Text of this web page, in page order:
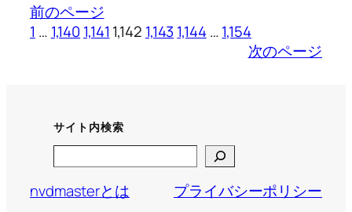
前のページ
1 … 1,140 1,141 1,142 1,143 1,144 …1,154
次のページ
サイト内検索
nvdmasterとは
プライバシーポリシー